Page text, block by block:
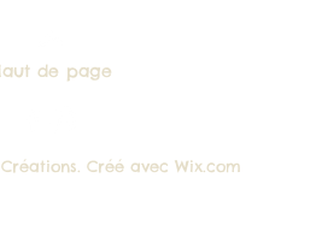
de page
Créé avec Wix.com